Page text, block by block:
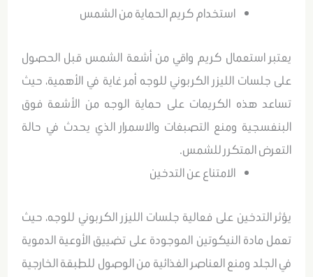
استخدام كريم الحماية من الشمس
يعتبر استعمال كريم واقي من أشعة الشمس قبل الحصول
على جلسات الليزر الكربوني للوجه أمر غاية في الأهمية، حيث
تساعد هذه الكريمات على حماية الوجه من الأشعة فوق
البنفسجية ومنع التصبغات والاسمرار الذي يحدث في حالة
التعرض المتكرر للشمس.
الامتناع عن التدخين
يؤثر التدخين على فعالية جلسات الليزر الكربوني للوجه، حيث
تعمل مادة النيكوتين الموجودة على تضييق الأوعية الدموية
في الجلد ومنع العناصر الغذائية من الوصول للطبقة الخارجية